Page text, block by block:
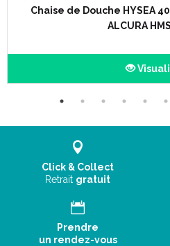
Code ACL : 7383286
Code EAN : 3401073832869
Chaise de Douche HYSEA
ALCURA
Click & Collect
Retrait gratuit
Prendre
un rendez-vous